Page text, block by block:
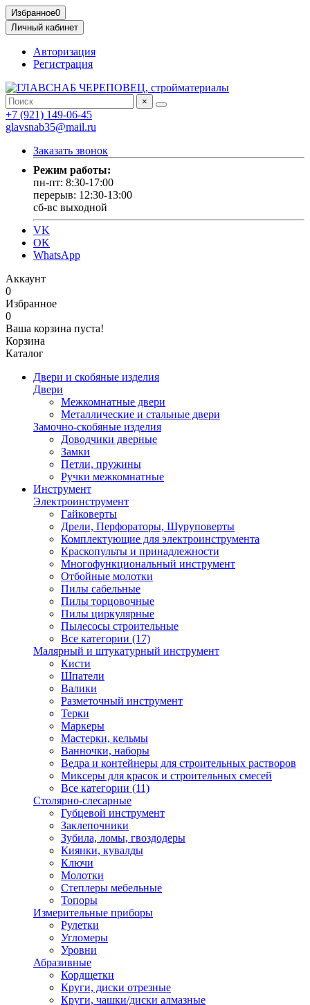
Избранное0
Личный кабинет
Авторизация
Регистрация
×
+7 (921) 149-06-45
glavsnab35@mail.ru
Заказать звонок
Режим работы:
пн-пт: 8:30-17:00
перерыв: 12:30-13:00
сб-вс выходной
VK
OK
WhatsApp
Аккаунт
0
Избранное
0
Ваша корзина пуста!
Корзина
Каталог
Двери и скобяные изделия
Двери
Межкомнатные двери
Металлические и стальные двери
Замочно-скобяные изделия
Доводчики дверные
Замки
Петли, пружины
Ручки межкомнатные
Инструмент
Электроинструмент
Гайковерты
Дрели, Перфораторы, Шуруповерты
Комплектующие для электроинструмента
Краскопульты и принадлежности
Многофункциональный инструмент
Отбойные молотки
Пилы сабельные
Пилы торцовочные
Пилы циркулярные
Пылесосы строительные
Все категории (17)
Малярный и штукатурный инструмент
Кисти
Шпатели
Валики
Разметочный инструмент
Терки
Маркеры
Мастерки, кельмы
Ванночки, наборы
Ведра и контейнеры для строительных растворов
Миксеры для красок и строительных смесей
Все категории (11)
Столярно-слесарные
Губцевой инструмент
Заклепочники
Зубила, ломы, гвоздодеры
Киянки, кувалды
Ключи
Молотки
Степлеры мебельные
Топоры
Измерительные приборы
Рулетки
Угломеры
Уровни
Абразивные
Кордщетки
Круги, диски отрезные
Круги, чашки/диски алмазные